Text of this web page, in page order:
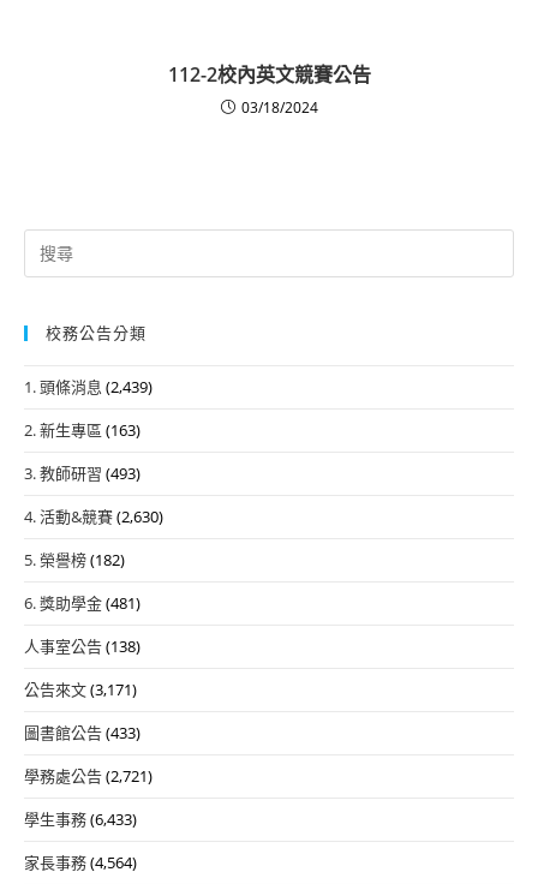
112-2校內英文競賽公告
03/18/2024
Search
for:
校務公告分類
1. 頭條消息 (2,439)
2. 新生專區 (163)
3. 教師研習 (493)
4. 活動&競賽(2,630)
5. 榮譽榜(182)
6. 獎助學金(481)
人事室公告(138)
公告來文(3,171)
圖書館公告(433)
學務處公告(2,721)
學生事務(6,433)
家長事務(4,564)